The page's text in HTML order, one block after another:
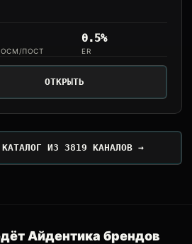
ПОСТ
0.5%
ER
ОТКРЫТЬ
ИЗ 3819 КАНАЛОВ →
Айдентика брендов